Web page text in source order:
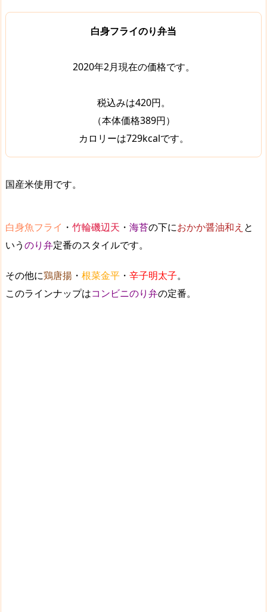
白身フライのり弁当
2020年2月現在の価格です。
税込みは420円。
（本体価格389円）
カロリーは729kcalです。
国産米使用です。
白身魚フライ ・ 竹輪磯辺天 ・ 海苔の下におかか醤油和え と
いうのり弁定番のスタイルです。
その他に鶏唐揚 ・ 根菜金平 ・ 辛子明太子。
このラインナップはコンビニのり弁の定番。